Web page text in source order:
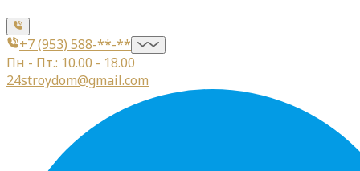
+7 (953) 588-**-**
Пн - Пт.: 10.00 - 18.00
24stroydom@gmail.com